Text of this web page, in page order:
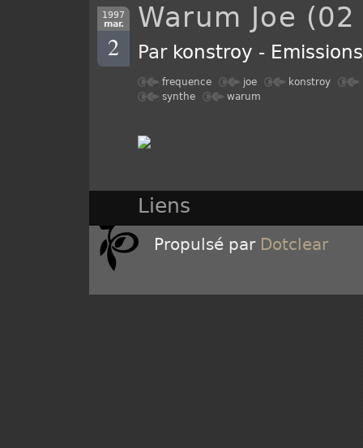
1997
mar.
2
Warum Joe
Par konstroy -
frequence joe konstroy
synthe
warum
Liens
Propulsé par Dotclear